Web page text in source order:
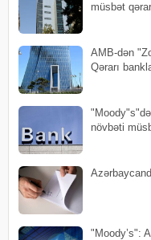
müsbət
AMB-dən
Qərarı
növbəti
"Moody’s":